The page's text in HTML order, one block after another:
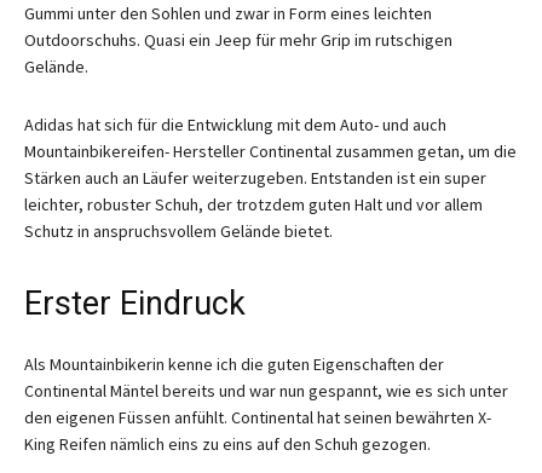
Gummi unter den Sohlen und zwar in Form eines leichten
Outdoorschuhs. Quasi ein Jeep für mehr Grip im rutschigen
Gelände.
Adidas hat sich für die Entwicklung mit dem Auto- und auch
Mountainbikereifen- Hersteller Continental zusammen getan, um die
Stärken auch an Läufer weiterzugeben. Entstanden ist ein super
leichter, robuster Schuh, der trotzdem guten Halt und vor allem
Schutz in anspruchsvollem Gelände bietet.
Erster Eindruck
Als Mountainbikerin kenne ich die guten Eigenschaften der
Continental Mäntel bereits und war nun gespannt, wie es sich unter
den eigenen Füssen anfühlt. Continental hat seinen bewährten X-
King Reifen nämlich eins zu eins auf den Schuh gezogen.